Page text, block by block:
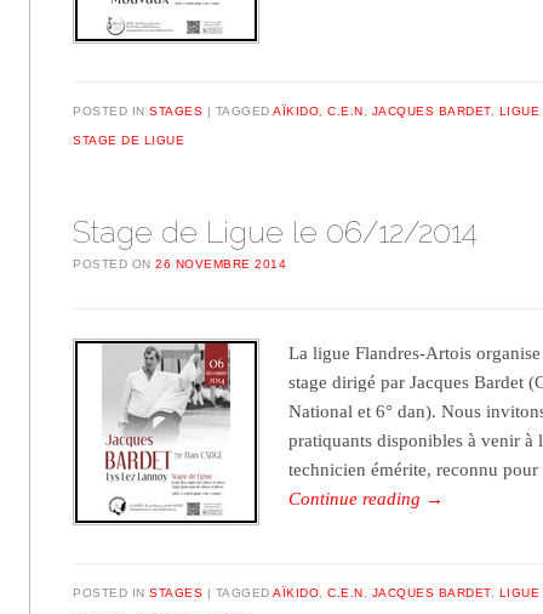
POSTED INSTAGES TAGGEDAÏKIDO,C.E.N, JACQUES BARDET, LIGUE
STAGE DE LIGUE
Stage de Ligue le 06/12/2014
POSTED ON26 NOVEMBRE 2014
La ligue Flandres-Artois
stage dirigé par Jacques Bardet
National et 6° dan). Nous
pratiquants disponibles à venir à
technicien émérite, reconnu
Continue reading →
POSTED INSTAGES TAGGEDAÏKIDO ,C.E.N JACQUES BARDET, LIGUE